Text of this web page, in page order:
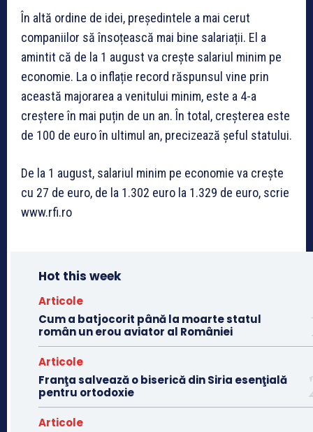
În altă ordine de idei, președintele a mai cerut
companiilor să însoțească mai bine salariații. El a
amintit că de la 1 august va crește salariul minim pe
economie. La o inflație record răspunsul vine prin
această majorarea a venitului minim, este a 4-a
creștere în mai puțin de un an. În total, creșterea este
de 100 de euro în ultimul an, precizează șeful statului.
De la 1 august, salariul minim pe economie va crește
cu 27 de euro, de la 1.302 euro la 1.329 de euro, scrie
www.rfi.ro
Hot this week
Articole
Cum a batjocorit până la moarte statul
român un erou aviator al României
Articole
Franţa salvează o biserică din Siria esenţială
pentru ortodoxie
Articole